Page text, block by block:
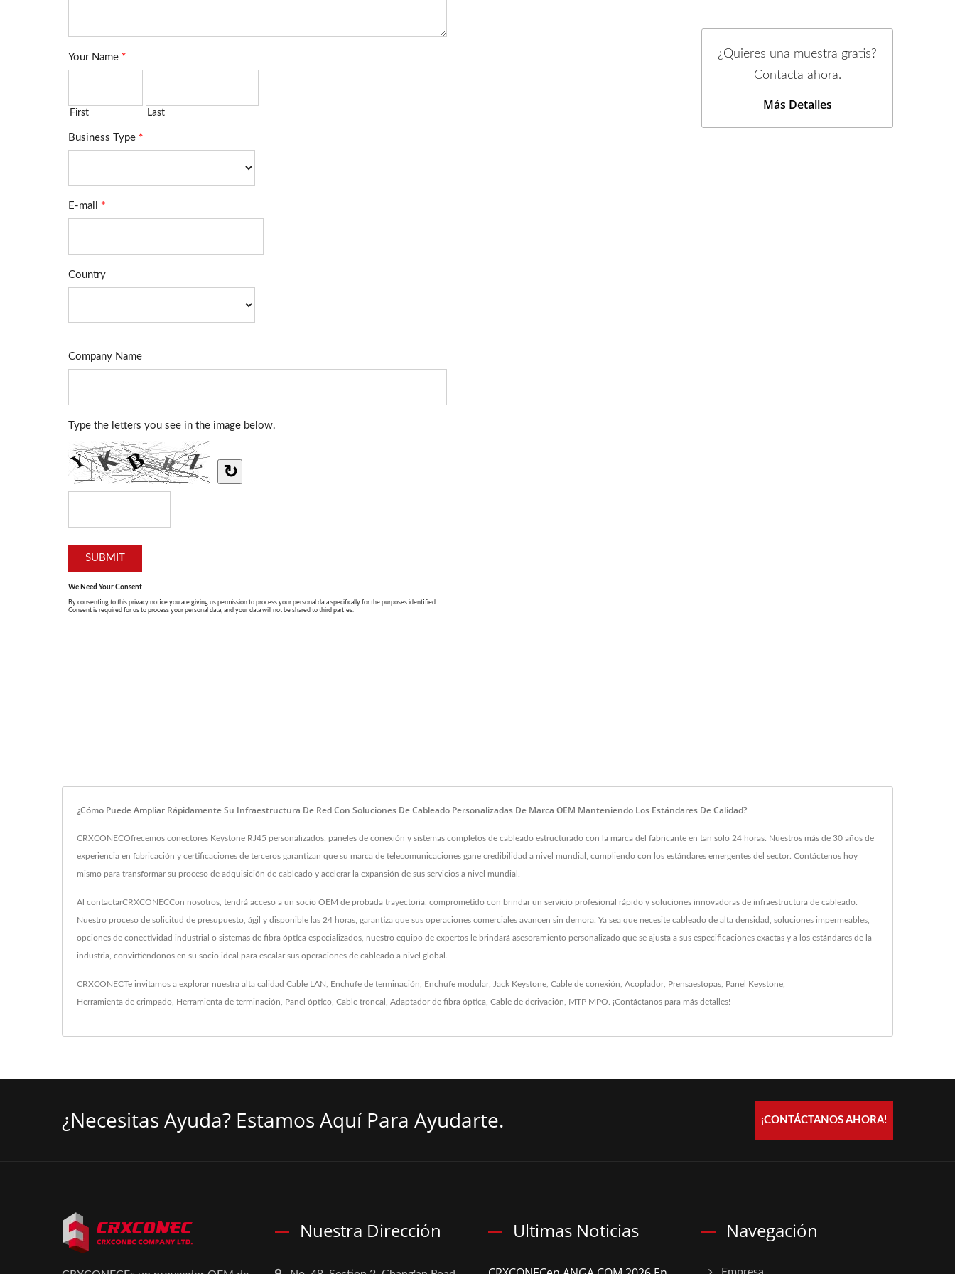
¿Quieres una muestra gratis?
Contacta ahora.
Más Detalles
¿Cómo Puede Ampliar Rápidamente Su Infraestructura De Red Con Soluciones De Cableado Personalizadas De Marca OEM Manteniendo Los Estándares De Calidad?
CRXCONECOfrecemos conectores Keystone RJ45 personalizados, paneles de conexión y sistemas completos de cableado estructurado con la marca del fabricante en tan solo 24 horas. Nuestros más de 30 años de
experiencia en fabricación y certificaciones de terceros garantizan que su marca de telecomunicaciones gane credibilidad a nivel mundial, cumpliendo con los estándares emergentes del sector. Contáctenos hoy
mismo para transformar su proceso de adquisición de cableado y acelerar la expansión de sus servicios a nivel mundial.
Al contactarCRXCONECCon nosotros, tendrá acceso a un socio OEM de probada trayectoria, comprometido con brindar un servicio profesional rápido y soluciones innovadoras de infraestructura de cableado.
Nuestro proceso de solicitud de presupuesto, ágil y disponible las 24 horas, garantiza que sus operaciones comerciales avancen sin demora. Ya sea que necesite cableado de alta densidad, soluciones impermeables,
opciones de conectividad industrial o sistemas de fibra óptica especializados, nuestro equipo de expertos le brindará asesoramiento personalizado que se ajusta a sus especificaciones exactas y a los estándares de la
industria, convirtiéndonos en su socio ideal para escalar sus operaciones de cableado a nivel global.
CRXCONECTe invitamos a explorar nuestra alta calidad Cable LAN Enchufe de terminación Enchufe modular, Jack Keystone Cable de conexión Acoplador, Prensaestopas Panel Keystone
Herramienta de crimpado Herramienta de terminación Panel óptico Cable troncal Adaptador de fibra óptica Cable de derivación MTP MPO ¡Contáctanos para más detalles!
¿Necesitas Ayuda? Estamos Aquí Para Ayudarte. ¡CONTÁCTANOS AHORA!
Nuestra Dirección Ultimas Noticias Navegación